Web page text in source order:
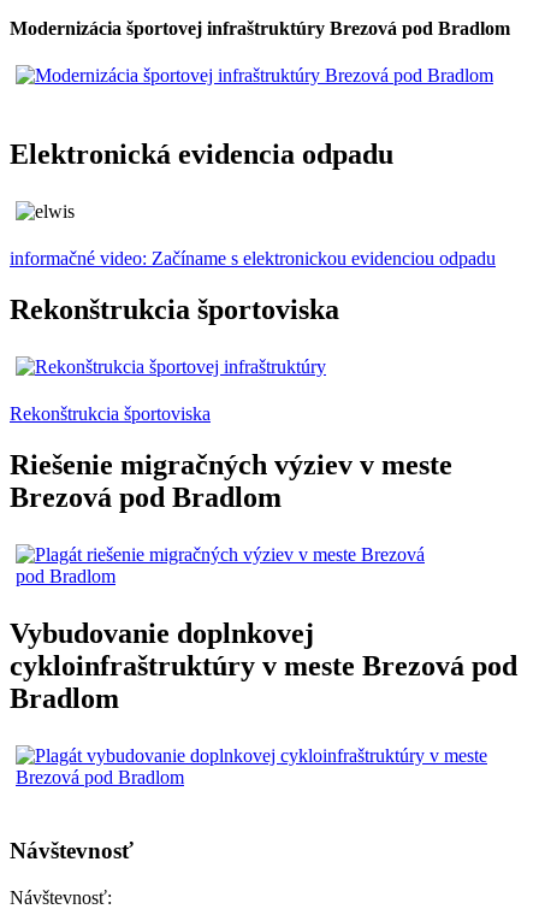
Modernizácia športovej infraštruktúry Brezová pod Bradlom
Elektronická evidencia odpadu
informačné video: Začíname s elektronickou evidenciou odpadu
Rekonštrukcia športoviska
Rekonštrukcia športoviska
Riešenie migračných výziev v meste
Brezová pod Bradlom
Vybudovanie doplnkovej
cykloinfraštruktúry v meste Brezová pod
Bradlom
Návštevnosť
Návštevnosť: